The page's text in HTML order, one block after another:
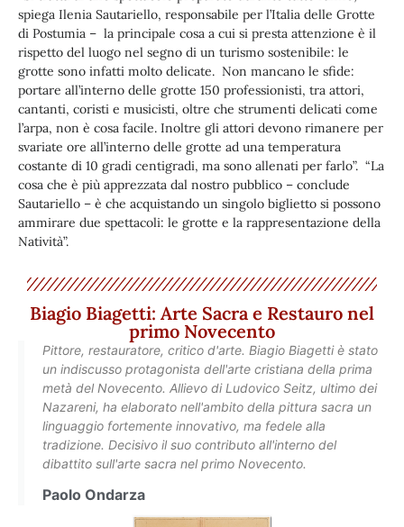
spiega Ilenia Sautariello, responsabile per l’Italia delle Grotte
di Postumia – la principale cosa a cui si presta attenzione è il
rispetto del luogo nel segno di un turismo sostenibile: le
grotte sono infatti molto delicate. Non mancano le sfide:
portare all’interno delle grotte 150 professionisti, tra attori,
cantanti, coristi e musicisti, oltre che strumenti delicati come
l’arpa, non è cosa facile. Inoltre gli attori devono rimanere per
svariate ore all’interno delle grotte ad una temperatura
costante di 10 gradi centigradi, ma sono allenati per farlo”. “La
cosa che è più apprezzata dal nostro pubblico – conclude
Sautariello – è che acquistando un singolo biglietto si possono
ammirare due spettacoli: le grotte e la rappresentazione della
Natività”.
Biagio Biagetti: Arte Sacra e Restauro nel
primo Novecento
Pittore, restauratore, critico d'arte. Biagio Biagetti è stato
un indiscusso protagonista dell'arte cristiana della prima
metà del Novecento. Allievo di Ludovico Seitz, ultimo dei
Nazareni, ha elaborato nell'ambito della pittura sacra un
linguaggio fortemente innovativo, ma fedele alla
tradizione. Decisivo il suo contributo all'interno del
dibattito sull'arte sacra nel primo Novecento.
Paolo Ondarza